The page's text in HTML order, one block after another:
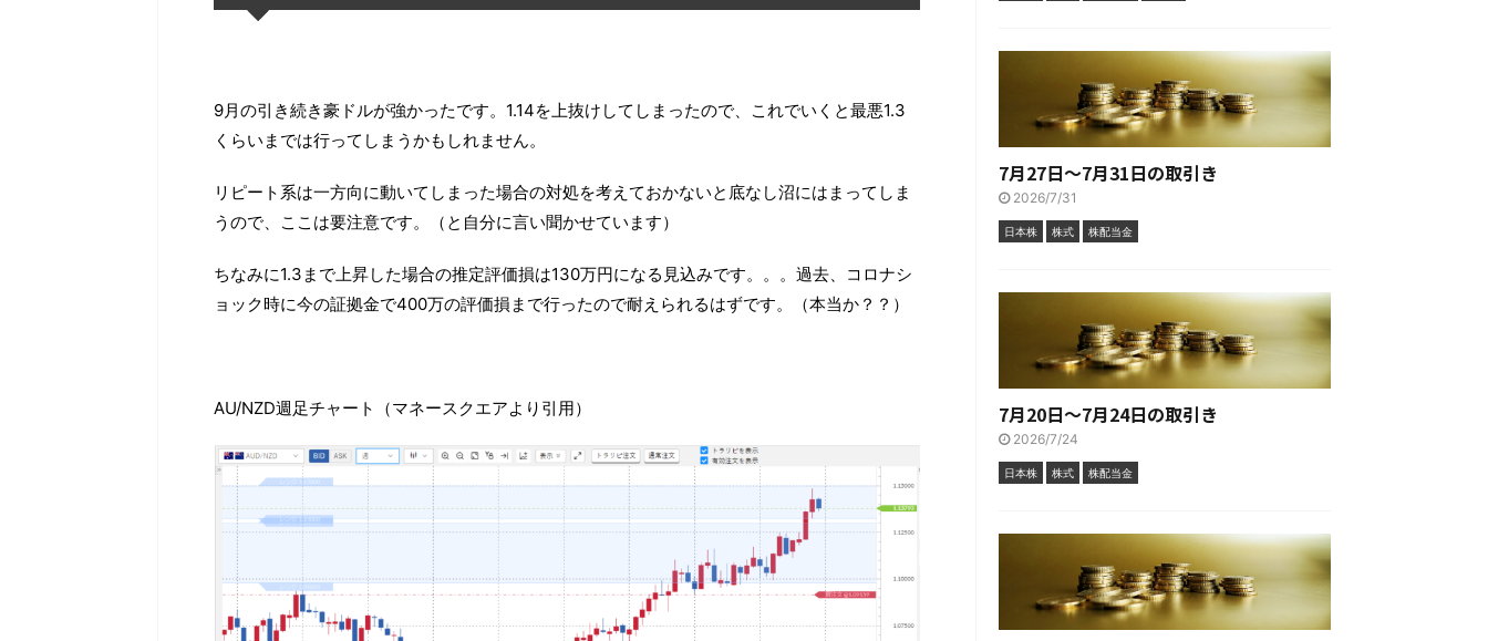
9月の引き続き豪ドルが強かったです。1.14を上抜けしてしまったので、これでいくと最悪1.3
くらいまでは行ってしまうかもしれません。
リピート系は一方向に動いてしまった場合の対処を考えておかないと底なし沼にはまってしま
うので、ここは要注意です。（と自分に言い聞かせています）
ちなみに1.3まで上昇した場合の推定評価損は130万円になる見込みです。。。過去、コロナシ
ョック時に今の証拠金で400万の評価損まで行ったので耐えられるはずです。（本当か？？）
AU/NZD週足チャート（マネースクエアより引用）
7月27日～7月31日の取引き
2026/7/31
日本株 株式 株配当金
7月20日～7月24日の取引き
2026/7/24
日本株 株式 株配当金